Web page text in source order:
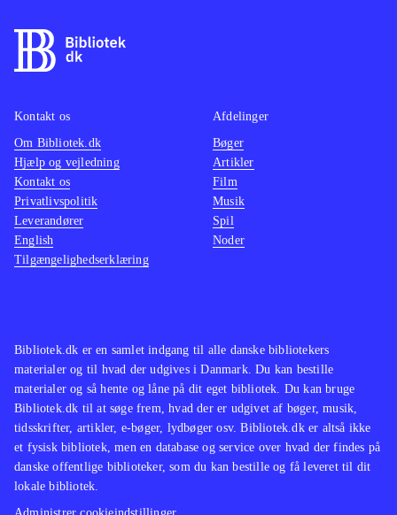
Bibliotek.dk er en samlet indgang til alle danske bibliotekers
materialer og til hvad der udgives i Danmark. Du kan bestille
materialer og så hente og låne på dit eget bibliotek. Du kan bruge
Bibliotek.dk til at søge frem, hvad der er udgivet af bøger, musik,
tidsskrifter, artikler, e-bøger, lydbøger osv. Bibliotek.dk er altså ikke
et fysisk bibliotek, men en database og service over hvad der findes på
danske offentlige biblioteker, som du kan bestille og få leveret til dit
lokale bibliotek.
Kontakt os
Om Bibliotek.dk
Hjælp og vejledning
Kontakt os
Privatlivspolitik
Leverandører
English
Tilgængelighedserklæring
Afdelinger
Bøger
Artikler
Film
Musik
Spil
Noder